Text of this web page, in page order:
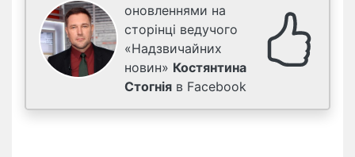
оновленнями на
сторінці ведучого
«Надзвичайних
новин» Костянтина
Стогнія в Facebook